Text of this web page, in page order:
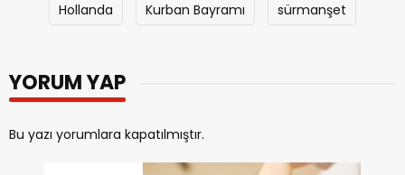
Hollanda Kurban Bayramı sürmanşet
YORUM YAP
Bu yazı yorumlara kapatılmıştır.